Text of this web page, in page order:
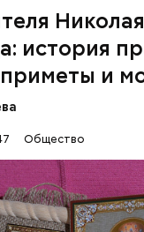
Николая
история
и
Общество
век в Малую Азию.
очень
быть
и даже смерти
от
Со
городе Мире. Он
Ему
творимые силой
врача исцелял
и даже